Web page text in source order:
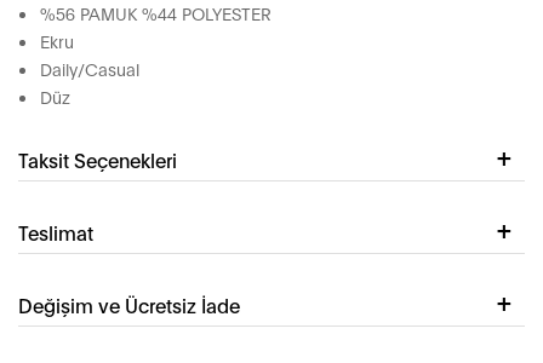
%56 PAMUK %44 POLYESTER
Ekru
Daily/Casual
Düz
Taksit Seçenekleri
Teslimat
Değişim ve Ücretsiz İade